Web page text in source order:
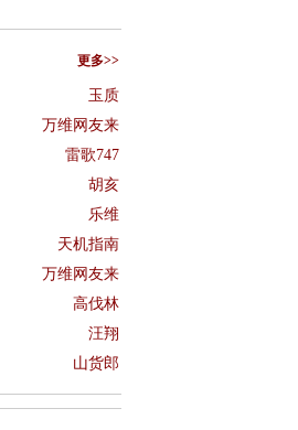
更多>>
玉质
万维网友来
雷歌747
胡亥
乐维
天机指南
万维网友来
高伐林
汪翔
山货郎